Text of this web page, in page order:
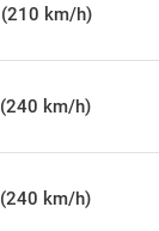
km/h)
km/h)
km/h)